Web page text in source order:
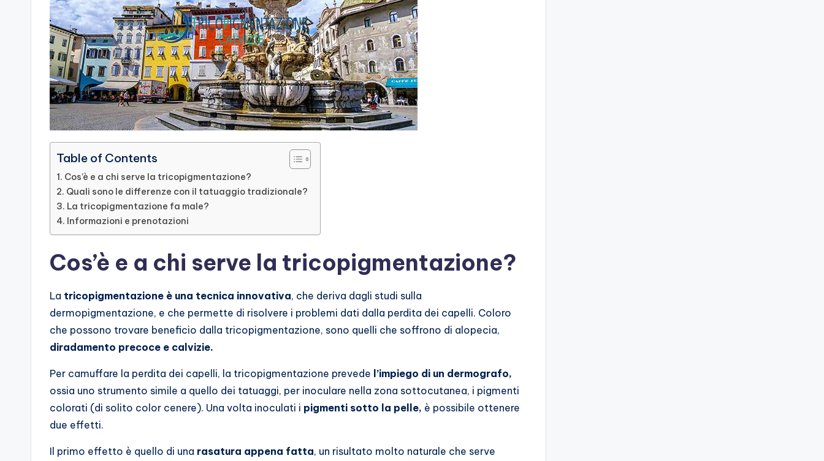
Table of Contents
Cos’è e a chi serve la tricopigmentazione?
Quali sono le differenze con il tatuaggio tradizionale?
La tricopigmentazione fa male?
Informazioni e prenotazioni
Cos’è e a chi serve la tricopigmentazione?
La tricopigmentazione è una tecnica innovativa, che deriva dagli studi sulla
dermopigmentazione, e che permette di risolvere i problemi dati dalla perdita dei capelli. Coloro
che possono trovare beneficio dalla tricopigmentazione, sono quelli che soffrono di alopecia,
diradamento precoce e calvizie.
Per camuffare la perdita dei capelli, la tricopigmentazione prevede l’impiego di un dermografo,
ossia uno strumento simile a quello dei tatuaggi, per inoculare nella zona sottocutanea, i pigmenti
colorati (di solito color cenere). Una volta inoculati i pigmenti sotto la pelle, è possibile ottenere
due effetti.
Il primo effetto è quello di una rasatura appena fatta, un risultato molto naturale che serve